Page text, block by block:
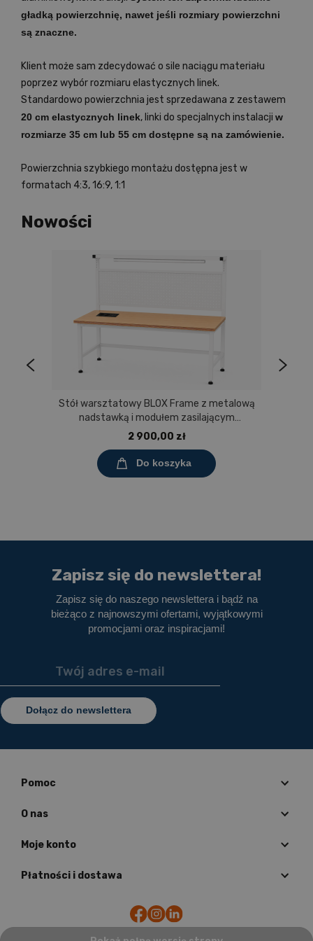
gładką powierzchnię, nawet jeśli rozmiary powierzchni
są znaczne.
Klient może sam zdecydować o sile naciągu materiału
poprzez wybór rozmiaru elastycznych linek.
Standardowo powierzchnia jest sprzedawana z zestawem
20 cm elastycznych linek, linki do specjalnych instalacji w
rozmiarze 35 cm lub 55 cm dostępne są na zamówienie.
Powierzchnia szybkiego montażu dostępna jest w
formatach 4:3, 16:9, 1:1
Nowości
Stół warsztatowy BLOX Frame z metalową
nadstawką i modułem zasilającym
Prostokąt 1200x600 mm, rozmiar 4-6, blat
2 900,00 zł
Do koszyka
Zapisz się do newslettera!
Zapisz się do naszego newslettera i bądź na
bieżąco z najnowszymi ofertami, wyjątkowymi
promocjami oraz inspiracjami!
Dołącz do newslettera
Pomoc
O nas
Moje konto
Płatności i dostawa